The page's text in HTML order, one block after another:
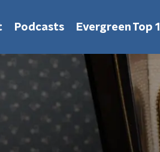
Podcasts Evergreen Top